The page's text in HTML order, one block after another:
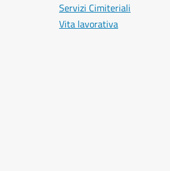
Servizi Cimiteriali
Vita lavorativa